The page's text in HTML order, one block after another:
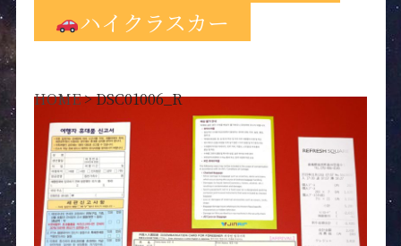
ハイクラスカー
HOME>DSC01006_R